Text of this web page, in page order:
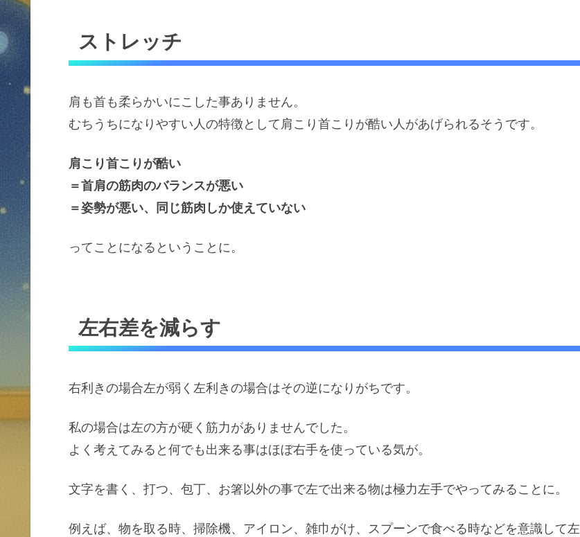
ストレッチ
肩も首も柔らかいにこした事ありません。
むちうちになりやすい人の特徴として肩こり首こりが酷い人があげられるそうです。
肩こり首こりが酷い
＝首肩の筋肉のバランスが悪い
＝姿勢が悪い、同じ筋肉しか使えていない
ってことになるということに。
左右差を減らす
右利きの場合左が弱く左利きの場合はその逆になりがちです。
私の場合は左の方が硬く筋力がありませんでした。
よく考えてみると何でも出来る事はほぼ右手を使っている気が。
文字を書く、打つ、包丁、お箸以外の事で左で出来る物は極力左手でやってみることに。
例えば、物を取る時、掃除機、アイロン、雑巾がけ、スプーンで食べる時などを意識して左